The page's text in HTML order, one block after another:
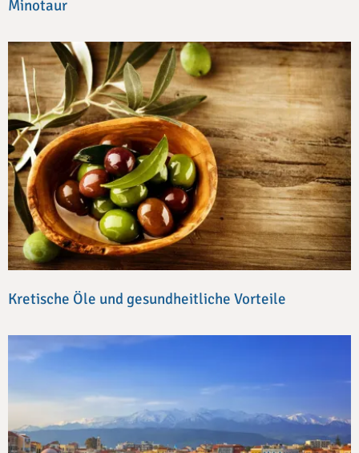
Minotaur
Kretische Öle und gesundheitliche Vorteile